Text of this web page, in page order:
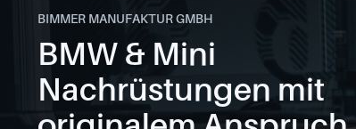
BIMMER MANUFAKTUR GMBH
BMW & Mini
Nachrüstungen mit